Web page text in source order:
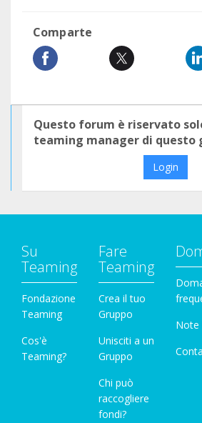
Comparte
Questo forum è riservato
teaming manager di questo
Login
Su
Teaming
Fondazione
Teaming
Cos'è
Teaming?
Fare
Teaming
Crea il tuo
Gruppo
Unisciti a un
Gruppo
Chi può
raccogliere
fondi?
Note